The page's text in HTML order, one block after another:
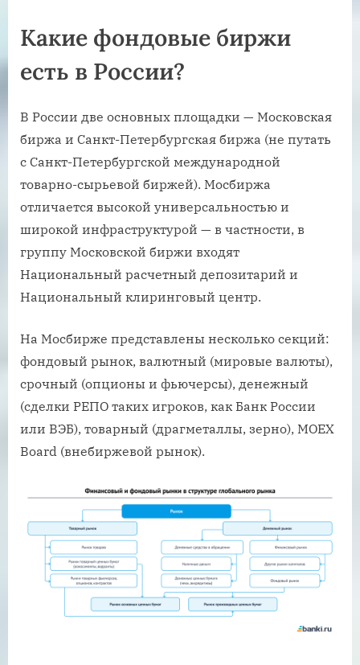
Какие фондовые биржи
есть в России?
В России две основных площадки — Московская
биржа и Санкт-Петербургская биржа (не путать
с Санкт-Петербургской международной
товарно-сырьевой биржей). Мосбиржа
отличается высокой универсальностью и
широкой инфраструктурой — в частности, в
группу Московской биржи входят
Национальный расчетный депозитарий и
Национальный клиринговый центр.
На Мосбирже представлены несколько секций:
фондовый рынок, валютный (мировые валюты),
срочный (опционы и фьючерсы), денежный
(сделки РЕПО таких игроков, как Банк России
или ВЭБ), товарный (драгметаллы, зерно), МОЕХ
Board (внебиржевой рынок).